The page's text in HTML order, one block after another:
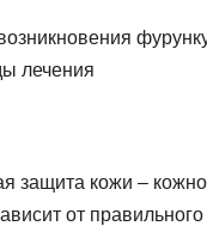
защита кожи –
от